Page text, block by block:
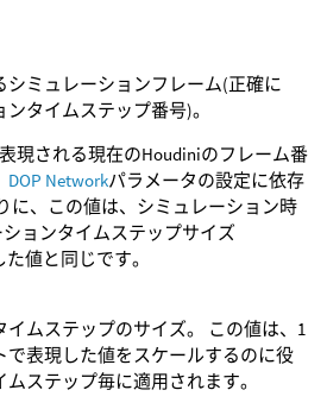
シミュレーションフレーム(正確に
タイムステップ番号)。
現される現在のHoudiniのフレーム番
DOP Networkパラメータの設定に依存
に、この値は、シミュレーション時
ョンタイムステップサイズ
た値と同じです。
ムステップのサイズ。 この値は、1
で表現した値をスケールするのに役
ステップ毎に適用されます。